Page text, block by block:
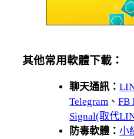
其他常用軟體下載：
聊天通訊：
Telegram 、FB
Signal(取代
防毒軟體：小